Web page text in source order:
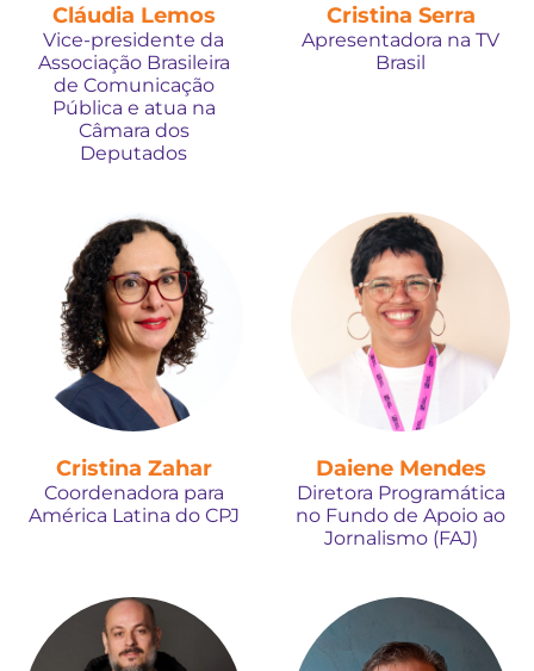
Cláudia Lemos
Vice-presidente da
Associação Brasileira
de Comunicação
Pública e atua na
Câmara dos
Deputados
Cristina Serra
Apresentadora na TV
Brasil
Cristina Zahar
Coordenadora para
América Latina do CPJ
Daiene Mendes
Diretora Programática
no Fundo de Apoio ao
Jornalismo (FAJ)